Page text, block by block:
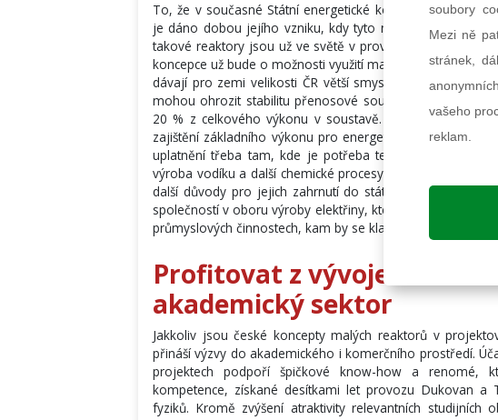
To, že v současné Státní energetické koncepci nejsou
je dáno dobou jejího vzniku, kdy tyto návrhy byly ve
takové reaktory jsou už ve světě v provozu, je
koncepce už bude o možnosti využití malých modulárních
dávají pro zemi velikosti ČR větší smysl než
mohou ohrozit stabilitu přenosové soustavy. Jednotlivý
20 % z celkového výkonu v soustavě. Přestože nelze
zajištění základního výkonu pro energetickou síť v naší
uplatnění třeba tam, kde je potřeba tepla a tepla
výroba vodíku a další chemické procesy. Kromě vlastních
další důvody pro jejich zahrnutí do státního
společností v oboru výroby elektřiny, které mohou jít
průmyslových činnostech, kam by se klasické jaderné bloky
Profitovat z vývoje MMR
akademický sektor
Jakkoliv jsou české koncepty malých reaktorů v
přináší výzvy do akademického i komerčního prostředí.
projektech podpoří špičkové know-how a renomé,
kompetence, získané desítkami let provozu Dukovan a
fyziků. Kromě zvýšení atraktivity relevantních
soubory
Mezi ně
stránek,
vašeho
reklam.